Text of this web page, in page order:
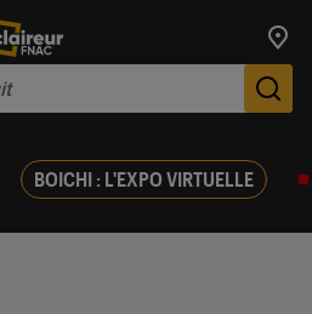
BOICHI : L'EXPO VIRTUELLE